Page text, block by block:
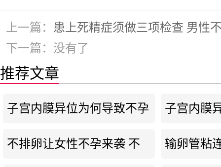
上一篇： 患上死精症须做三项检查 男性
下一篇：没有了
推荐文章
子宫内膜异位为何导致不孕 子宫内膜
子宫内膜
不排卵让女性不孕来袭 不 输卵管粘